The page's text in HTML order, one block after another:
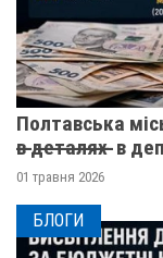
Полтавська
в̶ ̶д̶е̶т̶а̶л̶я̶х̶ ̶ в
01 травня 2026
БЛОГИ